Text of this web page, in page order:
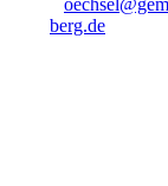
berg.de